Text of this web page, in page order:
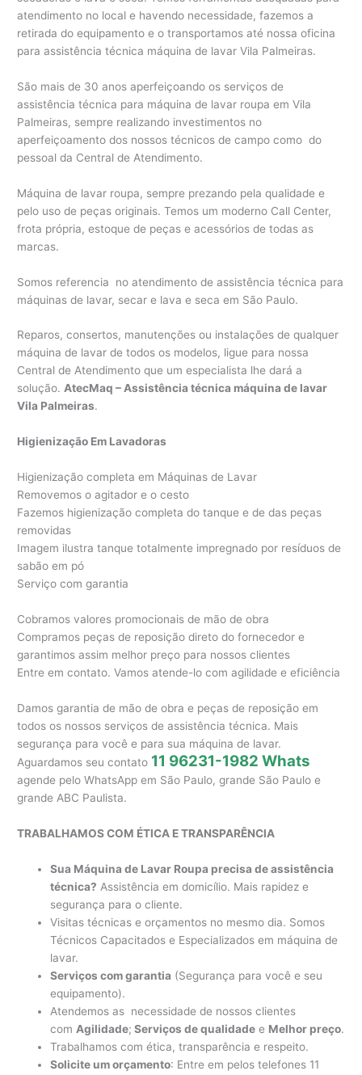
atendimento no local e havendo necessidade, fazemos a
retirada do equipamento e o transportamos até nossa oficina
para assistência técnica máquina de lavar Vila Palmeiras.
São mais de 30 anos aperfeiçoando os serviços de
assistência técnica para máquina de lavar roupa em Vila
Palmeiras, sempre realizando investimentos no
aperfeiçoamento dos nossos técnicos de campo como do
pessoal da Central de Atendimento.
Máquina de lavar roupa, sempre prezando pela qualidade e
pelo uso de peças originais. Temos um moderno Call Center,
frota própria, estoque de peças e acessórios de todas as
marcas.
Somos referencia no atendimento de assistência técnica para
máquinas de lavar, secar e lava e seca em São Paulo.
Reparos, consertos, manutenções ou instalações de qualquer
máquina de lavar de todos os modelos, ligue para nossa
Central de Atendimento que um especialista lhe dará a
solução.AtecMaq – Assistência técnica máquina de lavar
Vila Palmeiras.
Higienização Em Lavadoras
Higienização completa em Máquinas de Lavar
Removemos o agitador e o cesto
Fazemos higienização completa do tanque e de das peças
removidas
Imagem ilustra tanque totalmente impregnado por resíduos de
sabão em pó
Serviço com garantia
Cobramos valores promocionais de mão de obra
Compramos peças de reposição direto do fornecedor e
garantimos assim melhor preço para nossos clientes
Entre em contato. Vamos atende-lo com agilidade e eficiência
Damos garantia de mão de obra e peças de reposição em
todos os nossos serviços de assistência técnica. Mais
segurança para você e para sua máquina de lavar.
Aguardamos seu contato 11 96231-1982 Whats
agende pelo WhatsApp em São Paulo, grande São Paulo e
grande ABC Paulista.
TRABALHAMOS COM ÉTICA E TRANSPARÊNCIA
Sua Máquina de Lavar Roupa precisa de assistência
técnica? Assistência em domicílio. Mais rapidez e
segurança para o cliente.
Visitas técnicas e orçamentos no mesmo dia. Somos
Técnicos Capacitados e Especializados em máquina de
lavar.
Serviços com garantia (Segurança para você e seu
equipamento).
Atendemos as necessidade de nossos clientes
com Agilidade; Serviços de qualidade e Melhor preço.
Trabalhamos com ética, transparência e respeito.
Solicite um orçamento: Entre em pelos telefones 11